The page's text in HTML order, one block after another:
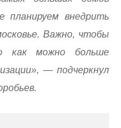
планируем внедрить
Важно, чтобы
как можно больше
— подчеркнул